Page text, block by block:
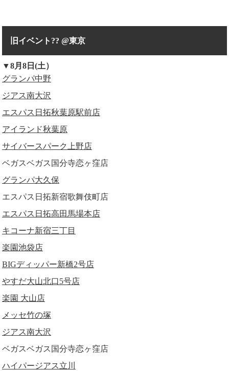
旧イベント?? @東京
▼8月8日(土）
グランパ中野
ジアス南大沢
エスパス日拓秋葉原駅前店
アイランド秋葉原
サイバースパーク上野店
ベガスベガス国分寺恋ヶ窪店
グランパ大久保
エスパス日拓新宿歌舞伎町店
エスパス日拓高田馬場本店
キコーナ新宿三丁目
楽園池袋店
BIGディッパー新橋2号店
やすだ大山北口5号店
楽園 大山店
メッセ竹の塚
ジアス南大沢
ベガスベガス国分寺恋ヶ窪店
ハイパージアス立川